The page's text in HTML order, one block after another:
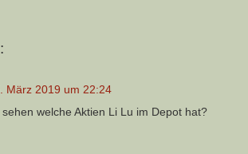
März 2019 um 22:24
welche Aktien Li Lu im Depot hat?